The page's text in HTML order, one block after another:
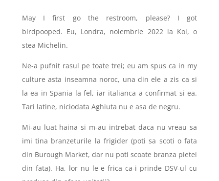
May I first go the restroom, please? I got
birdpooped. Eu, Londra, noiembrie 2022 la Kol, o
stea Michelin.
Ne-a pufnit rasul pe toate trei; eu am spus ca in my
culture asta inseamna noroc, una din ele a zis ca si
la ea in Spania la fel, iar italianca a confirmat si ea.
Tari latine, niciodata Aghiuta nu e asa de negru.
Mi-au luat haina si m-au intrebat daca nu vreau sa
imi tina branzeturile la frigider (poti sa scoti o fata
din Burough Market, dar nu poti scoate branza pietei
din fata). Ha, lor nu le e frica ca-i prinde DSV-ul cu